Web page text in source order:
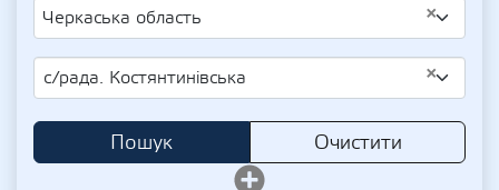
×
Черкаська область
×
с/рада. Костянтинівська
Пошук Очистити